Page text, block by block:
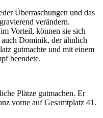
Überraschungen und das
verändern.
Vorteil, können sie sich
Dominik, der ähnlich
gutmachte und mit einem
beendete.
Plätze gutmachen. Er
vorne auf Gesamtplatz 41.